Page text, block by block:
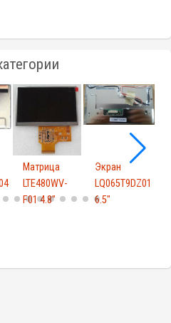
Матрица
LTE480WV-
F01 4.8"
Экран
LQ065T9DZ01
6.5"